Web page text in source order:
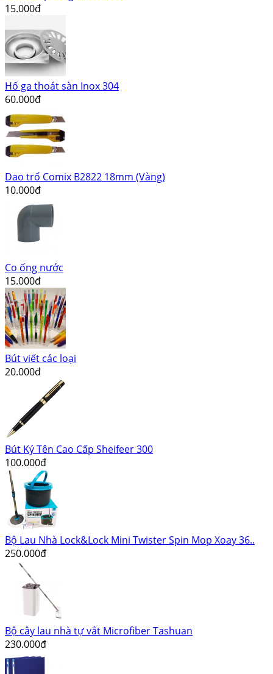
15.000đ
Hố ga thoát sàn Inox 304
60.000đ
Dao trổ Comix B2822 18mm (Vàng)
10.000đ
Co ống nước
15.000đ
Bút viết các loại
20.000đ
Bút Ký Tên Cao Cấp Sheifeer 300
100.000đ
Bộ Lau Nhà Lock&Lock Mini Twister Spin Mop Xoay 36..
250.000đ
Bộ cây lau nhà tự vắt Microfiber Tashuan
230.000đ